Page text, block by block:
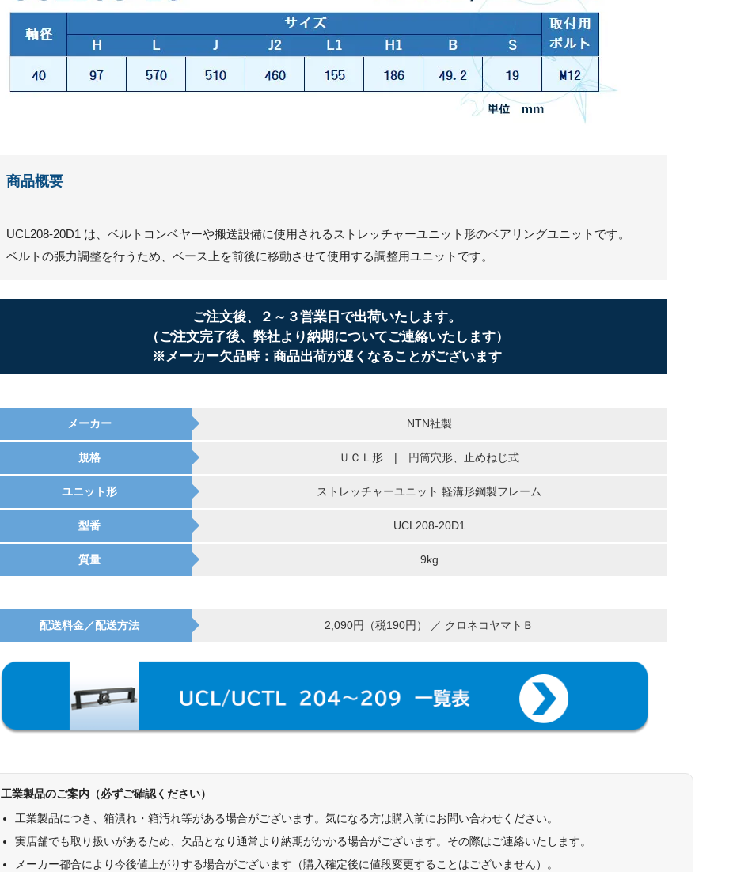
商品概要
UCL208-20D1 は、ベルトコンベヤーや搬送設備に使用されるストレッチャーユニット形のベアリングユニットです。
ベルトの張力調整を行うため、ベース上を前後に移動させて使用する調整用ユニットです。
ご注文後、２～３営業日で出荷いたします。
（ご注文完了後、弊社より納期についてご連絡いたします）
※メーカー欠品時：商品出荷が遅くなることがございます
メーカー NTN社製
規格 ＵＣＬ形 | 円筒穴形、止めねじ式
ユニット形 ストレッチャーユニット 軽溝形鋼製フレーム
型番 UCL208-20D1
質量 9kg
配送料金／配送方法 2,090円（税190円） ／ クロネコヤマトＢ
工業製品のご案内（必ずご確認ください）
工業製品につき、箱潰れ・箱汚れ等がある場合がございます。気になる方は購入前にお問い合わせください。
実店舗でも取り扱いがあるため、欠品となり通常より納期がかかる場合がございます。その際はご連絡いたします。
メーカー都合により今後値上がりする場合がございます（購入確定後に値段変更することはございません）。